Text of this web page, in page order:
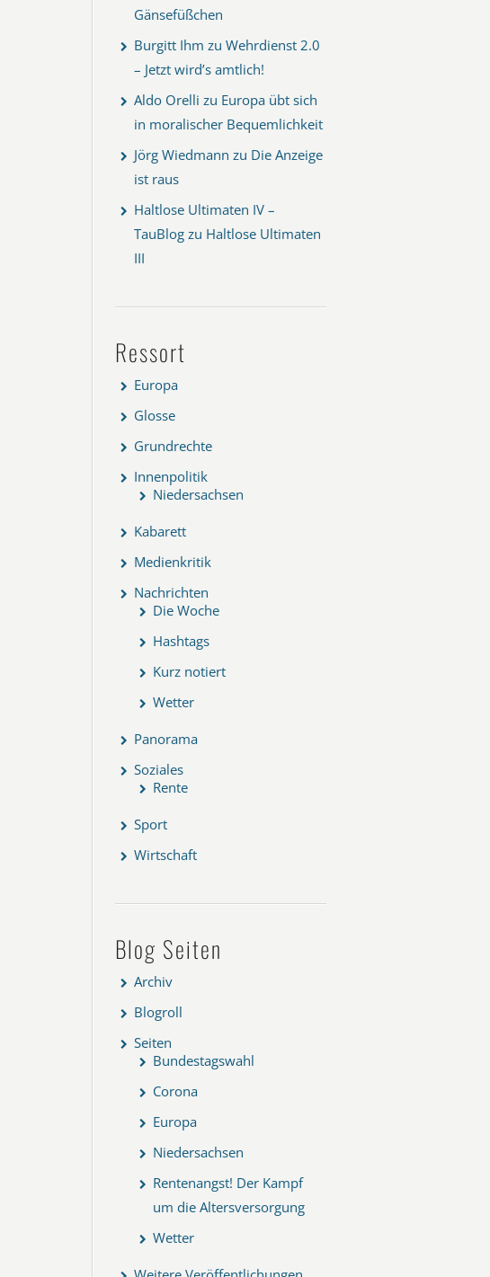
Gänsefüßchen
Burgitt Ihm zu Wehrdienst 2.0
– Jetzt wird’s amtlich!
Aldo Orelli zu Europa übt sich
in moralischer Bequemlichkeit
Jörg Wiedmann zu Die Anzeige
ist raus
Haltlose Ultimaten IV –
TauBlog zu Haltlose Ultimaten
III
Ressort
Europa
Glosse
Grundrechte
Innenpolitik
Niedersachsen
Kabarett
Medienkritik
Nachrichten
Die Woche
Hashtags
Kurz notiert
Wetter
Panorama
Soziales
Rente
Sport
Wirtschaft
Blog Seiten
Archiv
Blogroll
Seiten
Bundestagswahl
Corona
Europa
Niedersachsen
Rentenangst! Der Kampf
um die Altersversorgung
Wetter